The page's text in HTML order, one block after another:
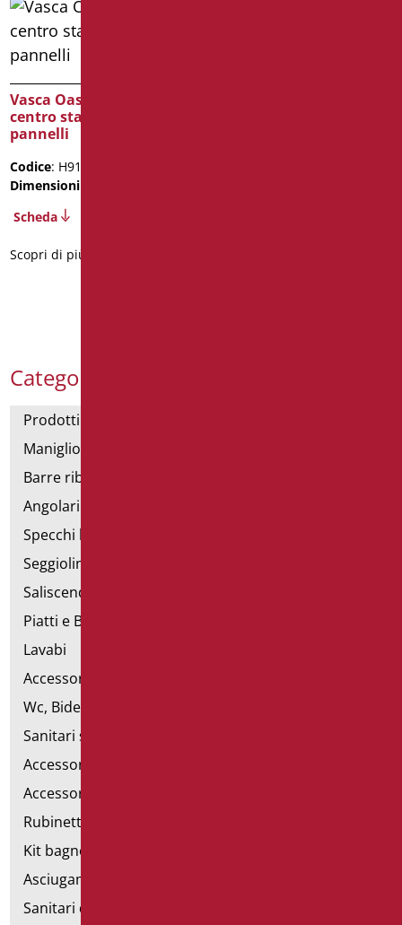
Categorie Prodotti
Prodotti con dichiarazione CAM
Maniglioni di sostegno
Barre ribaltabili e fisse
Angolari doccia e vasca
Specchi bagno
Seggiolini vasca e doccia
Saliscendi doccia di sostegno
Piatti e Box Doccia
Lavabi
Accessori per Lavabo
Wc, Bidet e pareti attrezzate
Sanitari speciali
Accessori per WC
Accessori bagno
Rubinetteria
Kit bagno a norma
Asciugamani elettrici
Sanitari d'emergenza
Vasca Oasi cm. 106
centro stanza – 4
pannelli
Codice: H913B/01
Dimensioni
Scheda
Scopri di più